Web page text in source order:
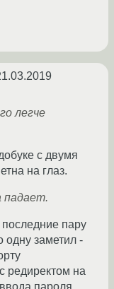
легче
с двумя
на глаз.
падает.
пару
одну заметил -
редиректом на